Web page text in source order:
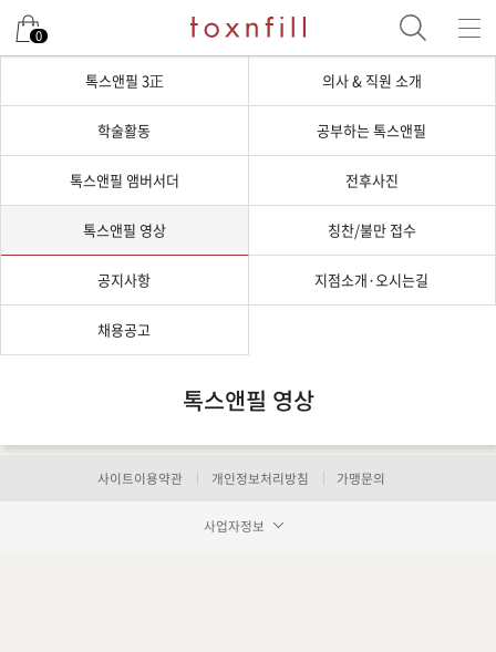
0
톡스앤필 3正 의사 & 직원 소개
학술활동 공부하는 톡스앤필
톡스앤필 앰버서더 전후사진
톡스앤필 영상 칭찬/불만 접수
공지사항 지점소개·오시는길
채용공고
톡스앤필 영상
사이트이용약관 개인정보처리방침 가맹문의
사업자정보